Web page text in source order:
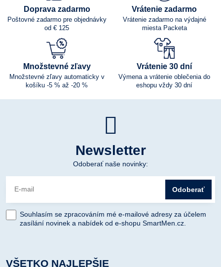
Doprava zadarmo
Poštovné zadarmo pre objednávky
od € 125
Vrátenie zadarmo
Vrátenie zadarmo na výdajné
miesta Packeta
Množstevné zľavy
Množstevné zľavy automaticky v
košíku -5 % až -20 %
Vrátenie 30 dní
Výmena a vrátenie oblečenia do
eshopu vždy 30 dní
Newsletter
Odoberať naše novinky:
Odoberať
Souhlasím se zpracováním mé e-mailové adresy za účelem
zasílání novinek a nabídek od e-shopu SmartMen.cz.
VŠETKO NAJLEPŠIE